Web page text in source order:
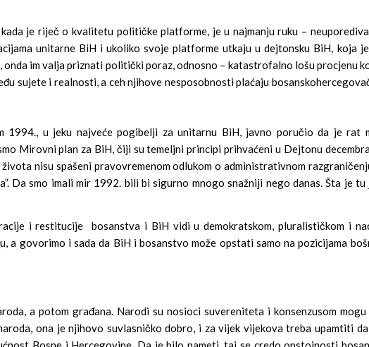
je riječ o kvalitetu političke platforme, je u najmanju ruku –
unitarne BiH i ukoliko svoje platforme utkaju u dejtonsku BiH, koja
im valja priznati politički poraz, odnosno – katastrofalno lošu procjenu
sujete i realnosti, a ceh njihove nesposobnosti plaćaju
u jeku najveće pogibelji za unitarnu BiH, javno poručio da je rat
Mirovni plan za BiH, čiji su temeljni principi prihvaćeni u Dejtonu
nisu spašeni pravovremenom odlukom o administrativnom
Da smo imali mir 1992. bili bi sigurno mnogo snažniji nego danas. Šta je
i restitucije bosanstva i BiH vidi u demokratskom, pluralističkom i
govorimo i sada da BiH i bosanstvo može opstati samo na pozicijama
a potom građana. Narodi su nosioci suvereniteta i konsenzusom
ona je njihovo suvlasničko dobro, i za vijek vijekova treba upamtiti